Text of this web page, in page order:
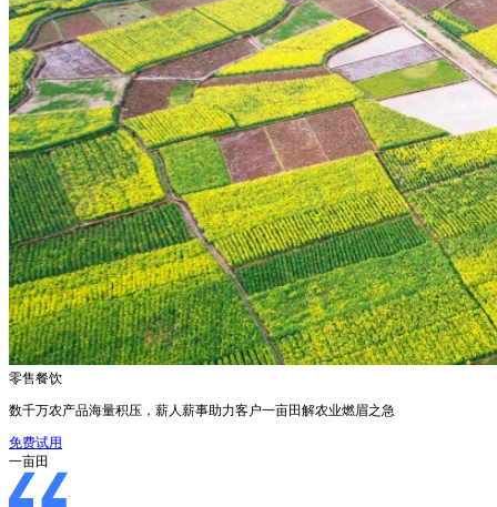
零售餐饮
数千万农产品海量积压，薪人薪事助力客户一亩田解农业燃眉之急
免费试用
一亩田